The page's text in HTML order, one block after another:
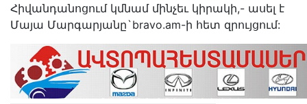
Հիվանդանոցում կմնամ մինչեւ կիրակի,- ասել է
Մայա Մարգարյանը`bravo.am-ի հետ զրույցում: